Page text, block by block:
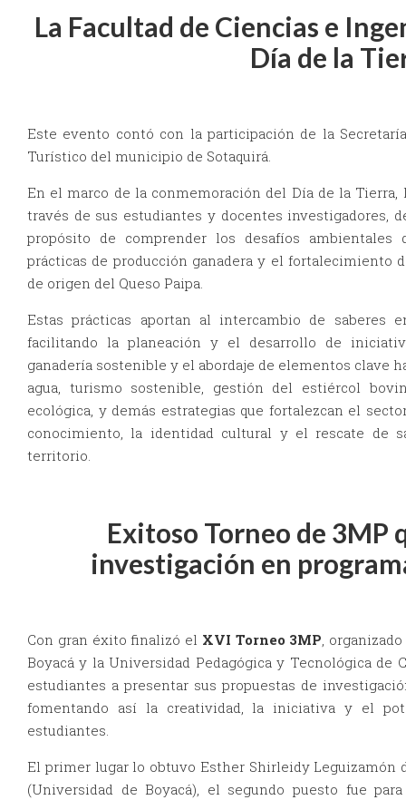
La Facultad de Ciencias e
Día de la
Este evento contó con la participación de la
Turístico del municipio de Sotaquirá.
En el marco de la conmemoración del Día de la
través de sus estudiantes y docentes investigadores,
propósito de comprender los desafíos ambientales
prácticas de producción ganadera y el fortalecimiento
de origen del Queso Paipa.
Estas prácticas aportan al intercambio de saberes
facilitando la planeación y el desarrollo de
ganadería sostenible y el abordaje de elementos clave
agua, turismo sostenible, gestión del estiércol
ecológica, y demás estrategias que fortalezcan el
conocimiento, la identidad cultural y el rescate de
territorio.
Exitoso Torneo de 3MP
investigación en
Con gran éxito finalizó el XVI Torneo 3MP,
Boyacá y la Universidad Pedagógica y Tecnológica de
estudiantes a presentar sus propuestas de
fomentando así la creatividad, la iniciativa y el
estudiantes.
El primer lugar lo obtuvo Esther Shirleidy Leguizamón
(Universidad de Boyacá), el segundo puesto fue